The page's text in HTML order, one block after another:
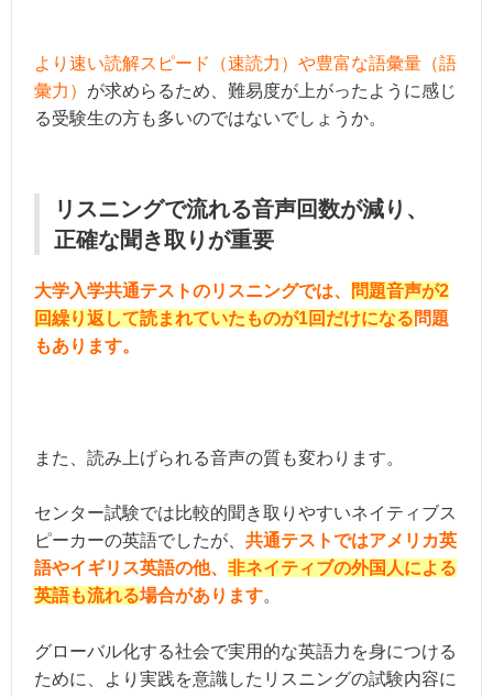
より速い読解スピード（速読力）や豊富な語彙量（語
彙力） が求めらるため、難易度が上がったように感じ
る受験生の方も多いのではないでしょうか。
リスニングで流れる音声回数が減り、
正確な聞き取りが重要
大学入学共通テストのリスニングでは、
問題音声が2
回繰り返して読まれていたものが1回だけになる問題
もあります。
また、読み上げられる音声の質も変わります。
センター試験では比較的聞き取りやすいネイティブス
ピーカーの英語でしたが、 共通テストではアメリカ英
語やイギリス英語の他、 非ネイティブの外国人による
英語も流れる場合があります。
グローバル化する社会で実用的な英語力を身につける
ために、より実践を意識したリスニングの試験内容に